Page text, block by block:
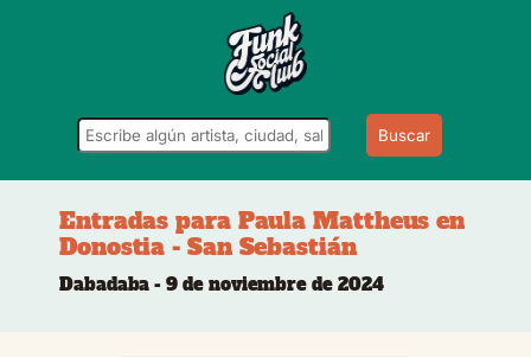
Buscar
Entradas para Paula Mattheus en
Donostia - San Sebastián
Dabadaba - 9 de noviembre de 2024